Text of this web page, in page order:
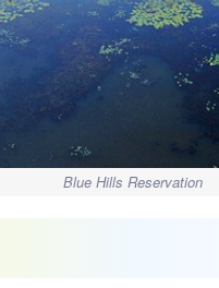
Blue Hills Reservation